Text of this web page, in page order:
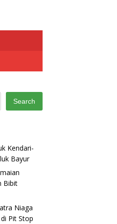
Search
Kendari-
Bayur
Bibit
Niaga
Pit Stop